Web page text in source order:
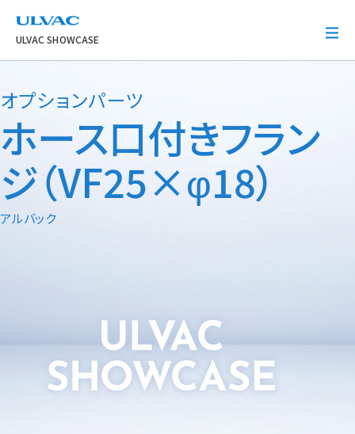
ULVAC
ULVAC SHOWCASE
オプションパーツ
ホース口付きフラン
ジ（VF25×φ18）
アルバック